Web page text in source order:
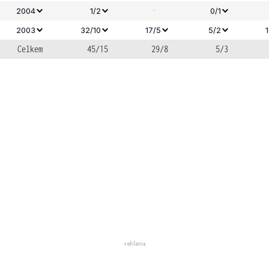
2004 1/2 -
0/1
2003
32/10 17/5 5/2
Celkem 45/15 29/8 5/3